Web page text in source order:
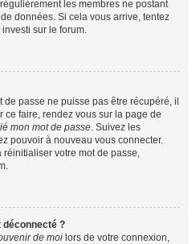
les membres ne postant
données. Si cela vous arrive, tentez
sur le forum.
passe ne puisse pas être récupéré, il
faire, rendez vous sur la page de
mon mot de passe. Suivez les
pouvoir à nouveau vous connecter.
votre mot de passe,
déconnecté ?
de moi lors de votre connexion,